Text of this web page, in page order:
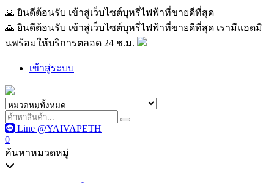
🙏 ยินดีต้อนรับ เข้าสู่เว็บไซต์บุหรี่ไฟฟ้าที่ขายดีที่สุด เรามีแอดมิน
🙏 ยินดีต้อนรับ เข้าสู่เว็บไซต์บุหรี่ไฟฟ้าที่ขายดีที่สุด เรามีแอดมิ
นพร้อมให้บริการตลอด 24 ช.ม.
เข้าสู่ระบบ
Line @YAIVAPETH
0
ค้นหาหมวดหมู่